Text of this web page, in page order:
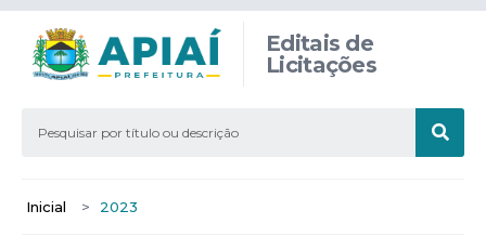
Editais de
Licitações
Inicial > 2023